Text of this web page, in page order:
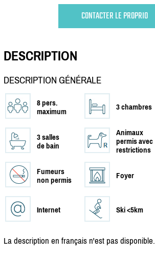
CONTACTER LE PROPRIO
DESCRIPTION
DESCRIPTION GÉNÉRALE
8 pers.
maximum
3 chambres
3 salles
de bain
Animaux
permis avec
restrictions
Fumeurs
non permis
Foyer
Internet Ski <5km
La description en français n'est pas disponible.